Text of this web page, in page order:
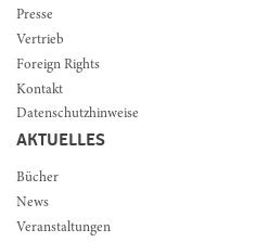
Presse
Vertrieb
Foreign Rights
Kontakt
Datenschutzhinweise
AKTUELLES
Bücher
News
Veranstaltungen